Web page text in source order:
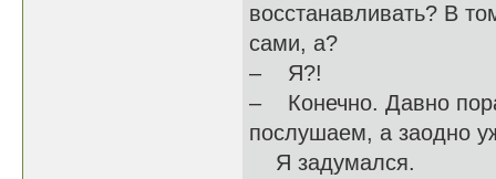
восстанавливать? В
сами, а?
– Я?!
– Конечно. Давно
послушаем, а заодно
Я задумался.